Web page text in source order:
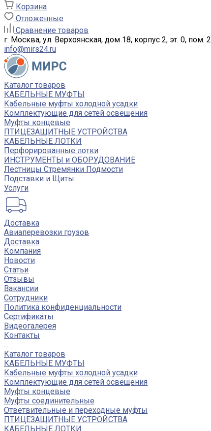
Корзина
Отложенные
Сравнение товаров
г. Москва, ул. Верхоянская, дом 18, корпус 2, эт. 0, пом. 2
info@mirs24.ru
Каталог товаров
КАБЕЛЬНЫЕ МУФТЫ
Кабельные муфты холодной усадки
Комплектующие для сетей освещения
Муфты концевые
ПТИЦЕЗАЩИТНЫЕ УСТРОЙСТВА
КАБЕЛЬНЫЕ ЛОТКИ
Перфорированные лотки
ИНСТРУМЕНТЫ и ОБОРУДОВАНИЕ
Лестницы Стремянки Подмости
Подставки и Щиты
Услуги
Доставка
Авиаперевозки грузов
Доставка
Компания
Новости
Статьи
Отзывы
Вакансии
Сотрудники
Политика конфиденциальности
Сертификаты
Видеогалерея
Контакты
...
Каталог товаров
КАБЕЛЬНЫЕ МУФТЫ
Кабельные муфты холодной усадки
Комплектующие для сетей освещения
Муфты концевые
Муфты соединительные
Ответвительные и переходные муфты
ПТИЦЕЗАЩИТНЫЕ УСТРОЙСТВА
КАБЕЛЬНЫЕ ЛОТКИ